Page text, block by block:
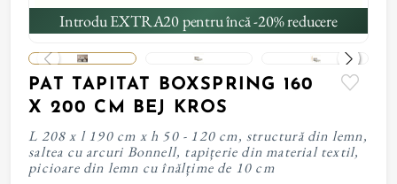
Introdu EXTRA20 pentru încă -20% reducere
PAT TAPITAT BOXSPRING 160
X 200 CM BEJ KROS
L 208 x l 190 cm x h 50 - 120 cm, structură din lemn,
saltea cu arcuri Bonnell, tapițerie din material textil,
picioare din lemn cu înălțime de 10 cm